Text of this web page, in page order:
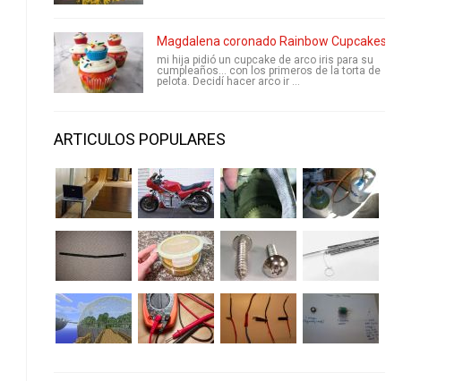
Magdalena coronado Rainbow Cupcakes
mi hija pidió un cupcake de arco iris para su
cumpleaños... con los primeros de la torta de
pelota. Decidí hacer arco ir ...
ARTICULOS POPULARES